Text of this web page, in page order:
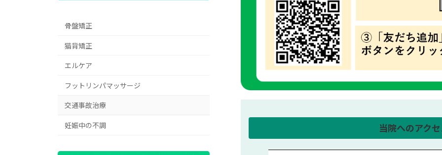
当院へのアク
骨盤矯正
猫背矯正
エルケア
フットリンパマッサージ
交通事故治療
妊娠中の不調